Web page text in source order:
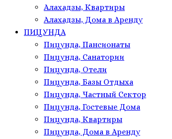
Алахадзы, Квартиры
Алахадзы, Дома в Аренду
ПИЦУНДА
Пицунда, Пансионаты
Пицунда, Санатории
Пицунда, Отели
Пицунда, Базы Отдыха
Пицунда, Частный Сектор
Пицунда, Гостевые Дома
Пицунда, Квартиры
Пицунда, Дома в Аренду